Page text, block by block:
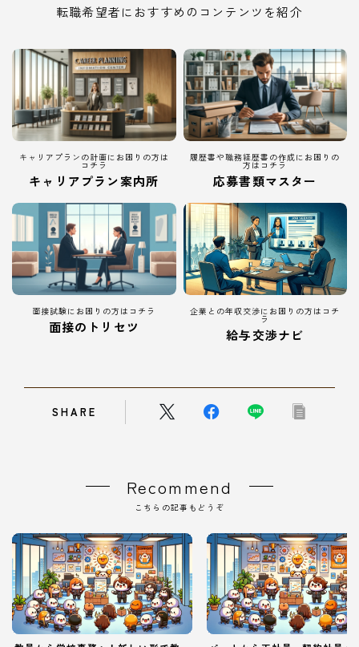
転職希望者におすすめのコンテンツを紹介
キャリアプランの計画にお困りの方は
コチラ
キャリアプラン案内所
履歴書や職務経歴書の作成にお困りの
方はコチラ
応募書類マスター
面接試験にお困りの方はコチラ
面接のトリセツ
企業との年収交渉にお困りの方はコチ
ラ
給与交渉ナビ
SHARE
Recommend
こちらの記事もどうぞ